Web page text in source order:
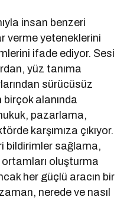
insan benzeri
verme yeteneklerini
ifade ediyor. Sesi
yüz tanıma
sürücüsüz
birçok alanında
pazarlama,
karşımıza çıkıyor.
bildirimler sağlama,
oluşturma
her güçlü aracın bir
nerede ve nasıl